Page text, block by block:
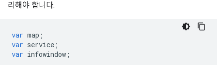
리해야 합니다.
var map ;
var service ;
var infowindow ;